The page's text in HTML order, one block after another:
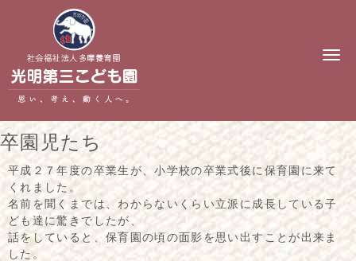
N
t
n
卒園児たち
平成２７年度の卒業生が、小学校の卒業式後に保育園に来て
くれました。
名前を聞くまでは、わからないくらい立派に成長している子
ども達に驚きでしたが、
話をしていると、保育園の頃の面影を思い出すことが出来ま
した。